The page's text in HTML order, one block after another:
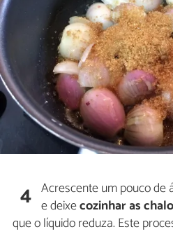
4 Acrescente um pouco de
e deixecozinhar as
que o líquido reduza. Este